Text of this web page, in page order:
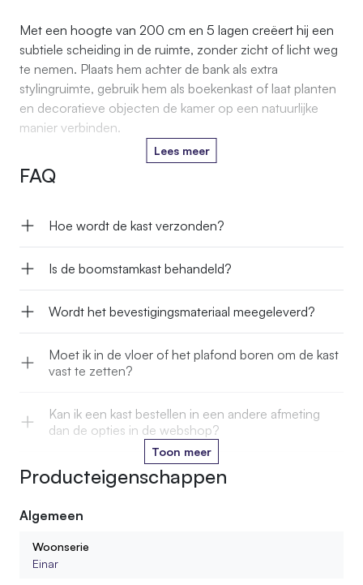
Met een hoogte van 200 cm en 5 lagen creëert hij een
subtiele scheiding in de ruimte, zonder zicht of licht weg
te nemen. Plaats hem achter de bank als extra
stylingruimte, gebruik hem als boekenkast of laat planten
en decoratieve objecten de kamer op een natuurlijke
manier verbinden.
De natuurlijke vormen van de stammen en de
nerftekening van het eiken zorgen voor karakter; elke
even anders.
Lees meer
FAQ
Hoe wordt de kast verzonden?
Is de boomstamkast behandeld?
Wordt het bevestigingsmateriaal meegeleverd?
Moet ik in de vloer of het plafond boren om de kast
vast te zetten?
Kan ik een kast bestellen in een andere afmeting
dan de opties in de webshop?
Kan ik de stam in een kleur laten oliën die past bij
mijn interieur?
Toon meer
Producteigenschappen
Algemeen
Woonserie
Einar